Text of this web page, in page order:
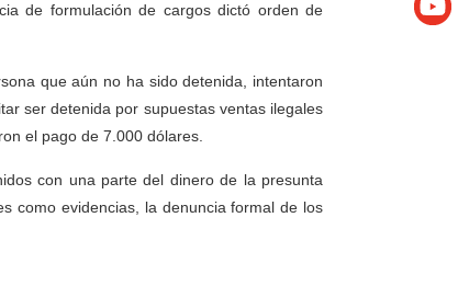
de formulación de cargos dictó orden de
que aún no ha sido detenida, intentaron
ser detenida por supuestas ventas ilegales
el pago de 7.000 dólares.
con una parte del dinero de la presunta
como evidencias, la denuncia formal de los